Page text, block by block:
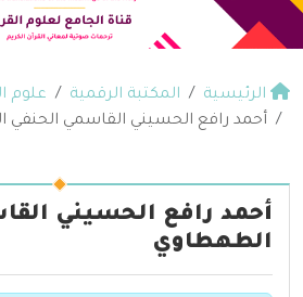
الرئيسية المكتبة الرقمية
علوم
أحمد رافع الحسيني القاسمي
أحمد رافع الحسيني
الطهطاوي